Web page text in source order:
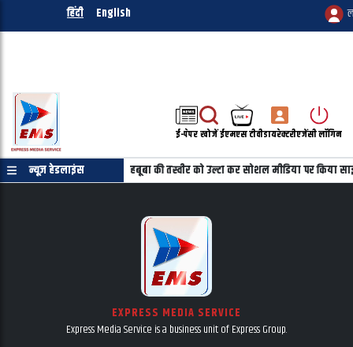
हिंदी English
ई-पेपरखोजेंईएमएस टीवीडायरेक्टरीएजेंसी लॉगिन
न्यूज़ हेडलाइंस
की जरुरत नहीं महबूबा की तस्वीर को उल्टा कर सोशल मीडिया पर किया
EXPRESS MEDIA SERVICE
Express Media Service is a business unit of Express Group.